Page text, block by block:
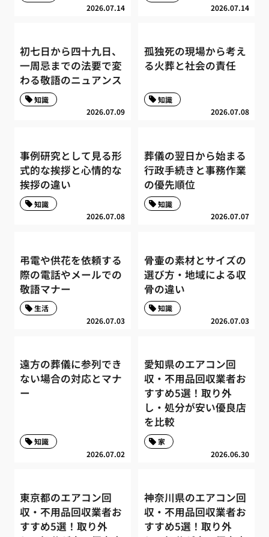
2026.07.14 2026.07.14
初七日から四十九日、
一周忌までの法要で変
わる敬語のニュアンス
2026.07.09
知識
孤独死の現場から考え
る火葬と社会の責任
2026.07.08
知識
事例研究として見る形
式的な挨拶と心情的な
挨拶の違い
2026.07.08
知識
葬儀の翌日から始まる
行政手続きと事務作業
の優先順位
2026.07.07
知識
弔電や供花を依頼する
際の電話やメールでの
敬語マナー
2026.07.03
生活
骨壷の素材とサイズの
選び方・地域による収
骨の違い
2026.07.03
知識
遠方の葬儀に参列でき
ない場合の対応とマナ
ー
2026.07.02
知識
愛知県のエアコン回
収・不用品回収業者お
すすめ5選！取り外
し・処分が安い優良店
を比較
2026.06.30
家
東京都のエアコン回
収・不用品回収業者お
すすめ5選！取り外
神奈川県のエアコン回
収・不用品回収業者お
すすめ5選！取り外